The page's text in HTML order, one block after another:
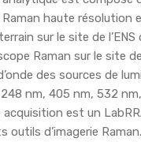
haute résolution
sur le site de l’ENS
Raman sur le site
des sources de
nm, 405 nm, 532
acquisition est un
outils d’imagerie